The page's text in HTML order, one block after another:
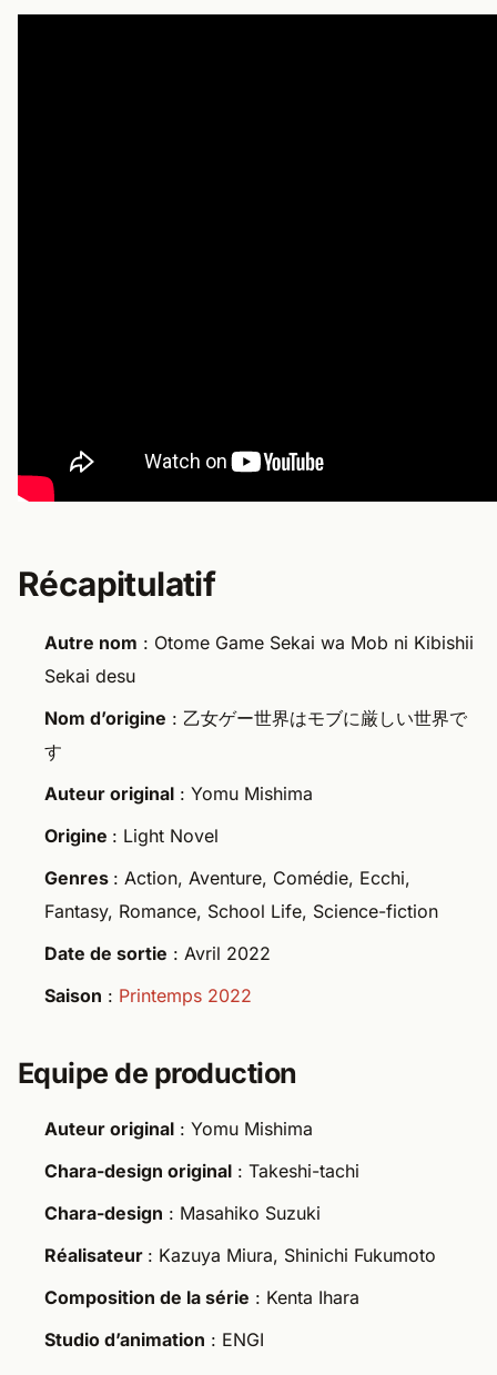
Récapitulatif
Autre nom : Otome Game Sekai wa Mob ni Kibishii
Sekai desu
Nom d’origine : 乙女ゲー世界はモブに厳しい世界で
す
Auteur original : Yomu Mishima
Origine : Light Novel
Genres : Action, Aventure, Comédie, Ecchi,
Fantasy, Romance, School Life, Science-fiction
Date de sortie : Avril 2022
Saison : Printemps 2022
Equipe de production
Auteur original : Yomu Mishima
Chara-design original : Takeshi-tachi
Chara-design : Masahiko Suzuki
Réalisateur : Kazuya Miura, Shinichi Fukumoto
Composition de la série : Kenta Ihara
Studio d’animation : ENGI